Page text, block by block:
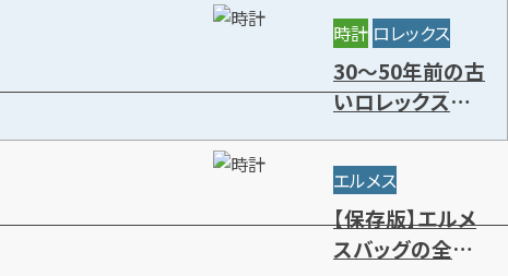
と高価買取時期
7選
時計 ロレックス
30～50年前の古
いロレックスに
代別の買取相場
や高価買取のコ
ツ
エルメス
【保存版】エルメ
スバッグの全種